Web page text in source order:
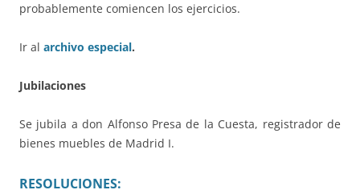
probablemente comiencen los ejercicios.
Ir al archivo especial.
Jubilaciones
Se jubila a don Alfonso Presa de la Cuesta, registrador de
bienes muebles de Madrid I.
RESOLUCIONES: